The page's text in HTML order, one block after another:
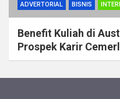
ADVERTORIAL BISNIS
Benefit Kuliah di
Prospek Karir